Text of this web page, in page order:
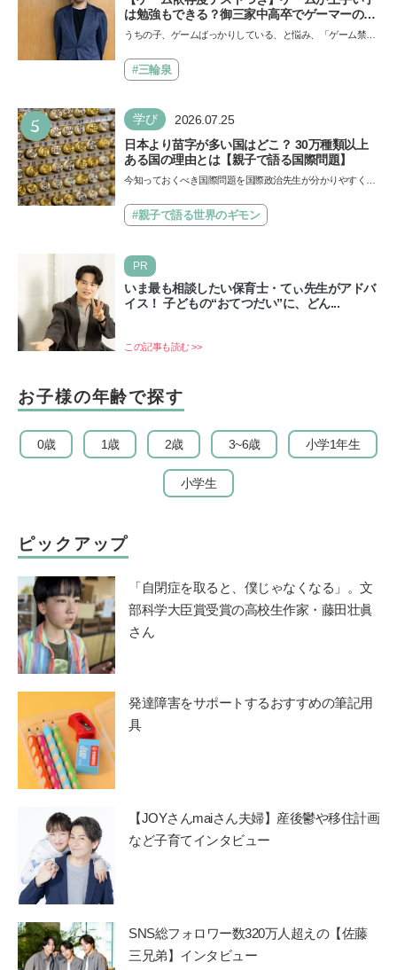
は勉強もできる？御三家中高卒でゲーマーの医
師・阿部智史さんが教えるゲームしながら受験
うちの子、ゲームばっかりしている、と悩み、「ゲーム禁
も…#三輪泉
5 学び 2026.07.25
日本より苗字が多い国はどこ？ 30万種類以上
ある国の理由とは【親子で語る国際問題】
今知っておくべき国際問題を国際政治先生が分かりやすく解
類…#親子で語る世界のギモン
PR
いま最も相談したい保育士・てぃ先生がアドバ
イス！ 子どもの“おてつだい”に、どん...
この記事も読む >>
お子様の年齢で探す
0歳 1歳 2歳 3~6歳 小学1年生
小学生
ピックアップ
「自閉症を取ると、僕じゃなくなる」。文
部科学大臣賞受賞の高校生作家・藤田壮眞
さん
発達障害をサポートするおすすめの筆記用
具
【JOYさんmaiさん夫婦】産後鬱や移住計画
など子育てインタビュー
SNS総フォロワー数320万人超えの【佐藤
三兄弟】インタビュー